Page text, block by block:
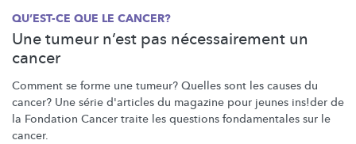
QU’EST-CE QUE LE CANCER?
Une tumeur n’est pas nécessairement un
cancer
Comment se forme une tumeur? Quelles sont les causes du
cancer? Une série d'articles du magazine pour jeunes ins!der de
la Fondation Cancer traite les questions fondamentales sur le
cancer.